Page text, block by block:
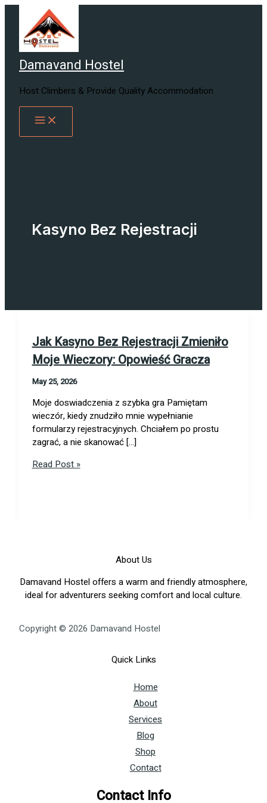
content
Damavand Hostel
Host Climbers & Provide Quality Accommodation
Kasyno Bez Rejestracji
Jak Kasyno Bez Rejestracji Zmieniło
Moje Wieczory: Opowieść Gracza
May 25, 2026
Moje doswiadczenia z szybka gra Pamiętam
wieczór, kiedy znudziło mnie wypełnianie
formularzy rejestracyjnych. Chciałem po prostu
zagrać, a nie skanować […]
Jak
Read Post »
About Us
Damavand Hostel offers a warm and friendly atmosphere,
ideal for adventurers seeking comfort and local culture.
Copyright © 2026 Damavand Hostel
Quick Links
Home
About
Services
Blog
Shop
Contact
Contact Info